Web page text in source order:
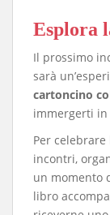
Esplora
Il prossimo
sarà
cartoncino
immergerti
Per
incontri,
un momento
libro